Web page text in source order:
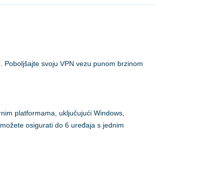
svoju VPN vezu punom brzinom
platformama, uključujući Windows,
osigurati do 6 uređaja s jednim